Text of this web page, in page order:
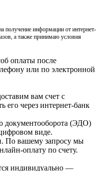
получение информации от интернет-
а также принимаю условия
оплаты после
или по электронной
вам счет с
его через интернет-банк
документооборота (ЭДО)
виде.
По вашему запросу мы
оплату по счету.
индивидуально —